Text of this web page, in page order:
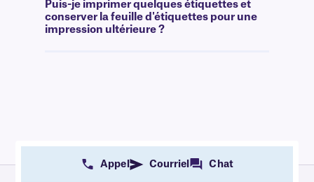
Puis-je imprimer quelques étiquettes et
conserver la feuille d'étiquettes pour une
impression ultérieure ?
Appel Courriel Chat